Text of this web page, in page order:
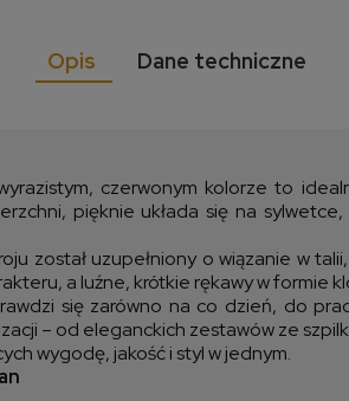
Opis Dane techniczne
czerwonym kolorze to
pięknie układa się na
został uzupełniony o wiązanie w
a luźne, krótkie rękawy w formie
się zarówno na co dzień, do
– od eleganckich zestawów ze
wygodę, jakość i styl w jednym.